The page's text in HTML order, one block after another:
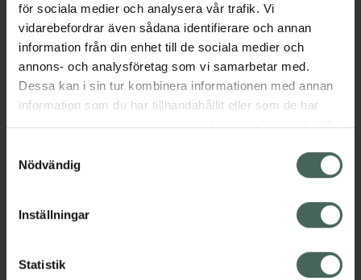
för sociala medier och analysera vår trafik. Vi
vidarebefordrar även sådana identifierare och annan
information från din enhet till de sociala medier och
annons- och analysföretag som vi samarbetar med.
Dessa kan i sin tur kombinera informationen med annan
information som du har tillhandahållit eller som de har
samlat in när du har använt deras tjänster. Samtycke till
återkalla ditt samtycke via webbplatsens
cookieinställningar. Ett återkallat samtycke påverkar inte
lagligheten av behandling som skett innan återkallelsen.
Nödvändig
Inställningar
Statistik
Beskrivning
EAN:05055565723135
Bipacksedel från FASS Visa
syd till Lappland i norr, och online i mobilen och på
datorn. Oavsett vem du är så är det vårt uppdrag att